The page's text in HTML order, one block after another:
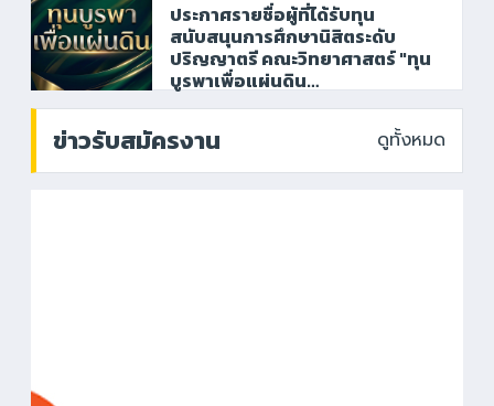
ประกาศรายชื่อผู้ที่ได้รับทุน
สนับสนุนการศึกษานิสิตระดับ
ปริญญาตรี คณะวิทยาศาสตร์ "ทุน
บูรพาเพื่อแผ่นดิน…
ข่าวรับสมัครงาน ดูทั้งหมด